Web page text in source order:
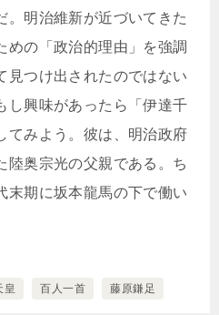
。明治維新が近づいてきた
めの「政治的理由」を強調
見つけ出されたのではない
し興味があったら「伊達千
てみよう。彼は、明治政府
陸奥宗光の父親である。ち
末期に坂本龍馬の下で働い
皇 百人一首 藤原鎌足